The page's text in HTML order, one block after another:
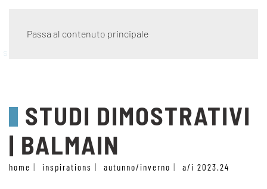
Passa al contenuto principale
stile
STUDI DIMOSTRATIVI
| BALMAIN
home inspirations autunno/inverno a/i 2023.24